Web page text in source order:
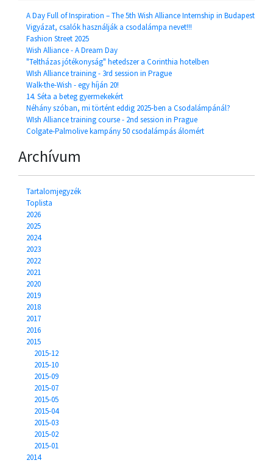
A Day Full of Inspiration – The 5th Wish Alliance Internship in Budapest
Vigyázat, csalók használják a csodalámpa nevet!!!
Fashion Street 2025
Wish Alliance - A Dream Day
"Teltházas jótékonyság" hetedszer a Corinthia hotelben
WIsh Alliance training - 3rd session in Prague
Walk-the-Wish - egy híján 20!
14. Séta a beteg gyermekekért
Néhány szóban, mi történt eddig 2025-ben a Csodalámpánál?
WIsh Alliance training course - 2nd session in Prague
Colgate-Palmolive kampány 50 csodalámpás álomért
Archívum
Tartalomjegyzék
Toplista
2026
2025
2024
2023
2022
2021
2020
2019
2018
2017
2016
2015
2015-12
2015-10
2015-09
2015-07
2015-05
2015-04
2015-03
2015-02
2015-01
2014